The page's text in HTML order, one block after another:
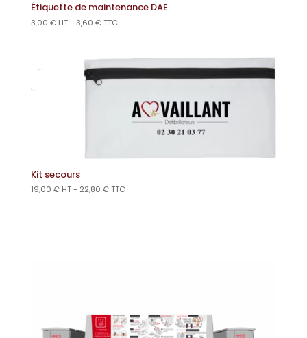
Étiquette de maintenance DAE
3,00 € HT - 3,60 €TTC
Kit secours
19,00 € HT - 22,80 €TTC